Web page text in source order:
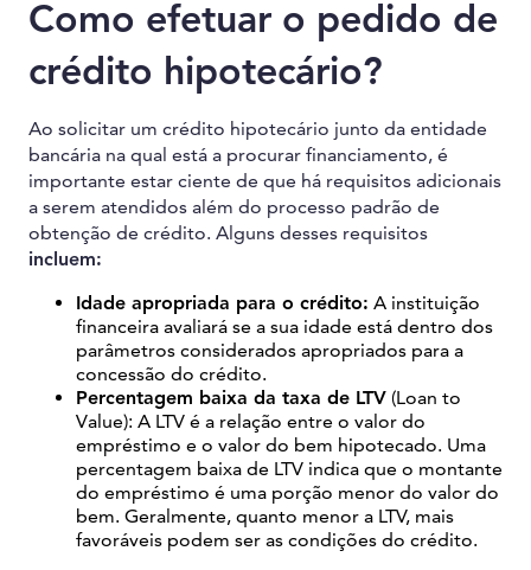
Como efetuar o pedido de
crédito hipotecário?
Ao solicitar um crédito hipotecário junto da entidade
bancária na qual está a procurar financiamento, é
importante estar ciente de que há requisitos adicionais
a serem atendidos além do processo padrão de
obtenção de crédito. Alguns desses requisitos
incluem:
Idade apropriada para o crédito: A instituição
financeira avaliará se a sua idade está dentro dos
parâmetros considerados apropriados para a
concessão do crédito.
Percentagem baixa da taxa de LTV (Loan to
Value): A LTV é a relação entre o valor do
empréstimo e o valor do bem hipotecado. Uma
percentagem baixa de LTV indica que o montante
do empréstimo é uma porção menor do valor do
bem. Geralmente, quanto menor a LTV, mais
favoráveis podem ser as condições do crédito.